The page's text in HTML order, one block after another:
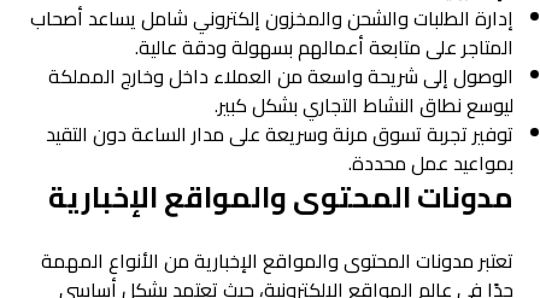
إدارة الطلبات والشحن والمخزون إلكتروني شامل يساعد أصحاب
المتاجر على متابعة أعمالهم بسهولة ودقة عالية.
الوصول إلى شريحة واسعة من العملاء داخل وخارج المملكة
ليوسع نطاق النشاط التجاري بشكل كبير.
توفير تجربة تسوق مرنة وسريعة على مدار الساعة دون التقيد
بمواعيد عمل محددة.
مدونات المحتوى والمواقع الإخبارية
تعتبر مدونات المحتوى والمواقع الإخبارية من الأنواع المهمة
جدًا في عالم المواقع الإلكترونية، حيث تعتمد بشكل أساسي